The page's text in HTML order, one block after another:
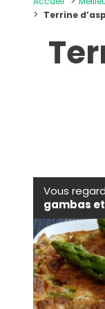
Terrine
Vous
gambas